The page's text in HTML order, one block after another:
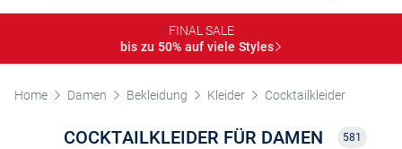
FINAL SALE
bis zu 50% auf viele Styles
Home Damen Bekleidung Kleider Cocktailkleider
COCKTAILKLEIDER FÜR DAMEN 581